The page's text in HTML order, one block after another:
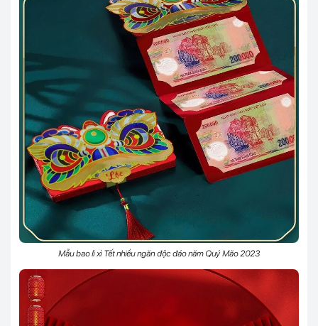
Mẫu bao lì xì Tết nhiều ngăn độc đáo năm Quý Mão 2023